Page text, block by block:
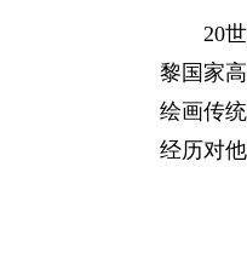
20
黎国家
绘画传
经历对